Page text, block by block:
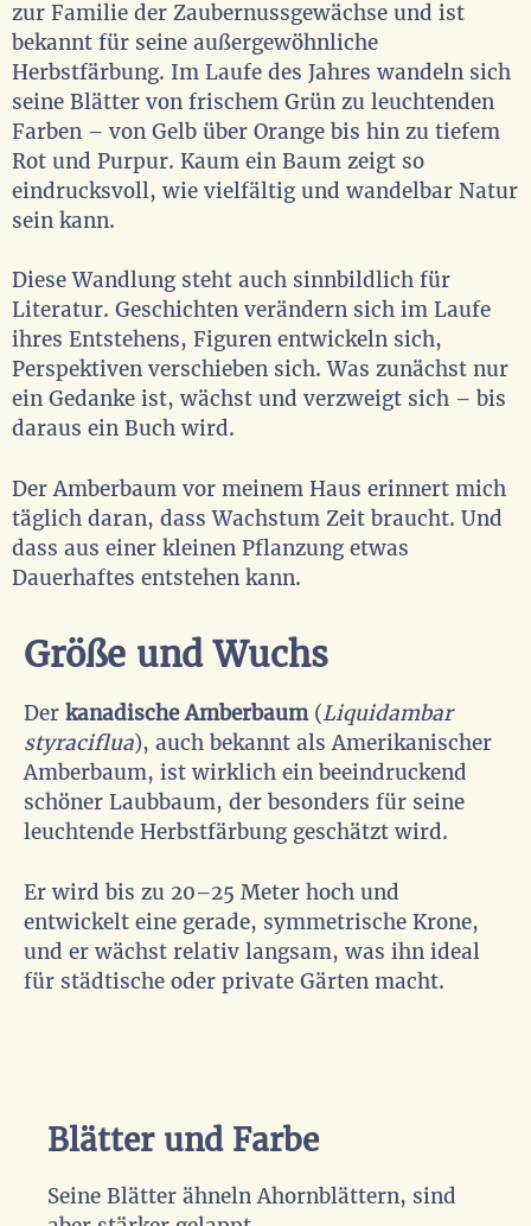
zur Familie der Zaubernussgewächse und ist
bekannt für seine außergewöhnliche
Herbstfärbung. Im Laufe des Jahres wandeln sich
seine Blätter von frischem Grün zu leuchtenden
Farben – von Gelb über Orange bis hin zu tiefem
Rot und Purpur. Kaum ein Baum zeigt so
eindrucksvoll, wie vielfältig und wandelbar Natur
sein kann.
Diese Wandlung steht auch sinnbildlich für
Literatur. Geschichten verändern sich im Laufe
ihres Entstehens, Figuren entwickeln sich,
Perspektiven verschieben sich. Was zunächst nur
ein Gedanke ist, wächst und verzweigt sich – bis
daraus ein Buch wird.
Der Amberbaum vor meinem Haus erinnert mich
täglich daran, dass Wachstum Zeit braucht. Und
dass aus einer kleinen Pflanzung etwas
Dauerhaftes entstehen kann.
Größe und Wuchs
Der kanadische Amberbaum(Liquidambar
styraciflua), auch bekannt als Amerikanischer
Amberbaum, ist wirklich ein beeindruckend
schöner Laubbaum, der besonders für seine
leuchtende Herbstfärbung geschätzt wird.
Er wird bis zu 20–25 Meter hoch und
entwickelt eine gerade, symmetrische Krone,
und er wächst relativ langsam, was ihn ideal
für städtische oder private Gärten macht.
Blätter und Farbe
Seine Blätter ähneln Ahornblättern, sind